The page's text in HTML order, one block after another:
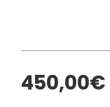
450,00€